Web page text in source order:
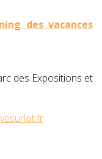
des vacances
des Expositions et